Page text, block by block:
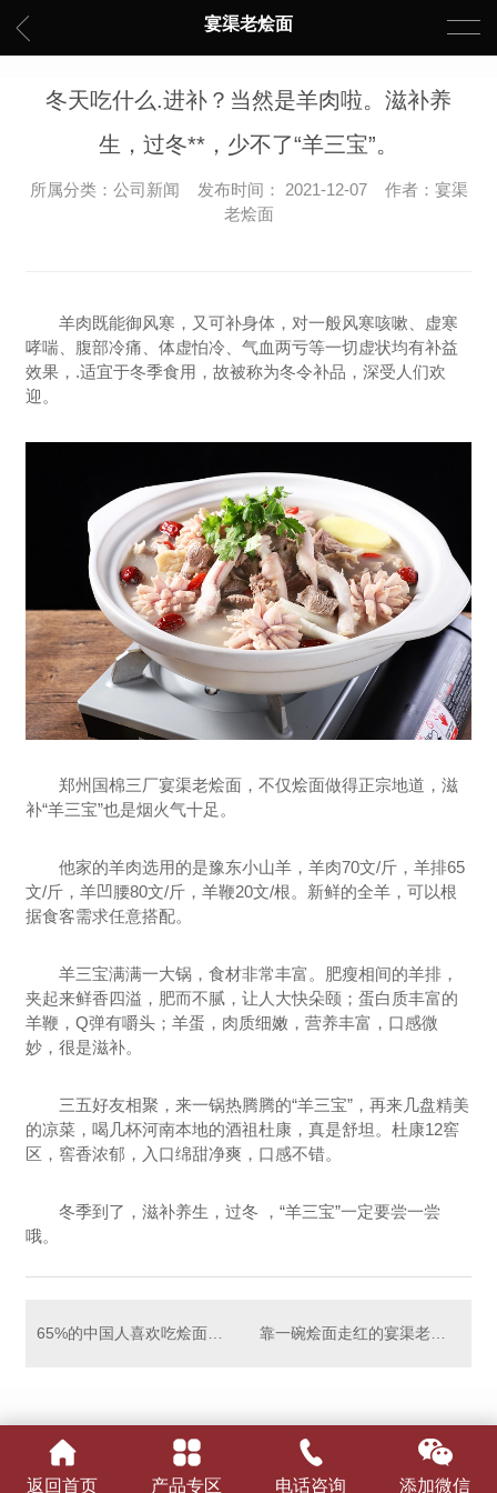
宴渠老烩面
冬天吃什么.进补？当然是羊肉啦。滋补养
生，过冬**，少不了“羊三宝”。
所属分类：公司新闻 发布时间： 2021-12-07 作者：宴渠
老烩面
羊肉既能御风寒，又可补身体，对一般风寒咳嗽、虚寒
哮喘、腹部冷痛、体虚怕冷、气血两亏等一切虚状均有补益
效果，.适宜于冬季食用，故被称为冬令补品，深受人们欢
迎。
郑州国棉三厂宴渠老烩面，不仅烩面做得正宗地道，滋
补“羊三宝”也是烟火气十足。
他家的羊肉选用的是豫东小山羊，羊肉70文/斤，羊排65
文/斤，羊凹腰80文/斤，羊鞭20文/根。新鲜的全羊，可以根
据食客需求任意搭配。
羊三宝满满一大锅，食材非常丰富。肥瘦相间的羊排，
夹起来鲜香四溢，肥而不腻，让人大快朵颐；蛋白质丰富的
羊鞭，Q弹有嚼头；羊蛋，肉质细嫩，营养丰富，口感微
妙，很是滋补。
三五好友相聚，来一锅热腾腾的“羊三宝”，再来几盘精美
的凉菜，喝几杯河南本地的酒祖杜康，真是舒坦。杜康12窖
区，窖香浓郁，入口绵甜净爽，口感不错。
冬季到了，滋补养生，过冬 ，“羊三宝”一定要尝一尝
哦。
返回首页 产品专区 电话咨询 添加微信